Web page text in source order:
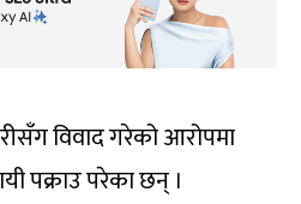
विवाद गरेको आरोपमा
पक्राउ परेका छन् ।